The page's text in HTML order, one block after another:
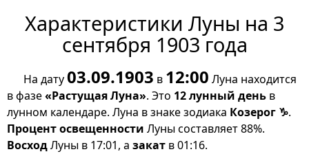
Характеристики Луны на 3
сентября 1903 года
На дату03.09.1903 в 12:00 Луна находится
в фазе«Растущая Луна». Это 12 лунный день в
лунном календаре. Луна в знаке зодиака Козерог ♑.
Процент освещенности Луны составляет 88%.
ВосходЛуны в 17:01, а закат в 01:16.